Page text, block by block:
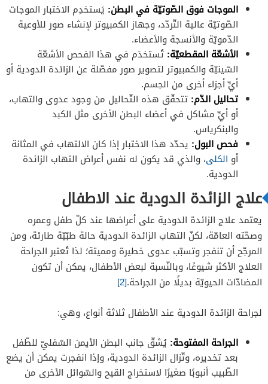
الموجات فوق الصّوتيّة في البطن: يَستخدِم الاختبار الموجات
الصّوتيّة عالية التّردّد، وجهاز الكمبيوتر لإنشاء صور للأوعية
الدّمويّة والأنسجة والأعضاء.
الأشعّة المقطعيّة: تُستخدَم في هذا الفحص الأشعّة
السّينيّة والكمبيوتر لتصوير صور مفصّلة عن الزائدة الدودية أو
أيِّ أجزاء أخرى من الجسم.
تحاليل الدّم: تتحقّق هذه التّحاليل من وجود عدوى والتهاب،
أو أيِّ مشاكل في أعضاء البطن الأخرى مثل الكبد
والبنكرياس.
فحص البول: يحدّد هذا الاختبار إذا كان الالتهاب في المثانة
أو الكلى، والذي قد يكون له نفس أعراض التهاب الزائدة
الدودية.
علاج الزائدة الدودية عند الاطفال
يعتمد علاج الزائدة الدودية على أعراضها عند كلّ طفل وعمره
وصحّته العامّة، لكنّ التهاب الزائدة الدودية حالة طبّيّة طارئة، ومن
المرجّح أن تنفجر وتسبّب عدوى خطيرة ومميتة؛ لذا تُعتبر الجراحة
العلاج الأكثر شيوعًا، وبالنّسبة لبعض الأطفال، يمكن أن تكون
المضادّات الحيويّة بديلًا من الجراحة.[2]
لجراحة الزائدة الدودية عند الأطفال ثلاثة أنواع، وهي:
الجراحة المفتوحة: يُشقّ جانب البطن الأيمن السّفليّ للطّفل
بعد تخديره، وتّزال الزائدة الدودية، وإذا انفجرت يمكن أن يضع
الطّبيب أنبوبًا صغيرًا لاستخراج القيح والسّوائل الأخرى من